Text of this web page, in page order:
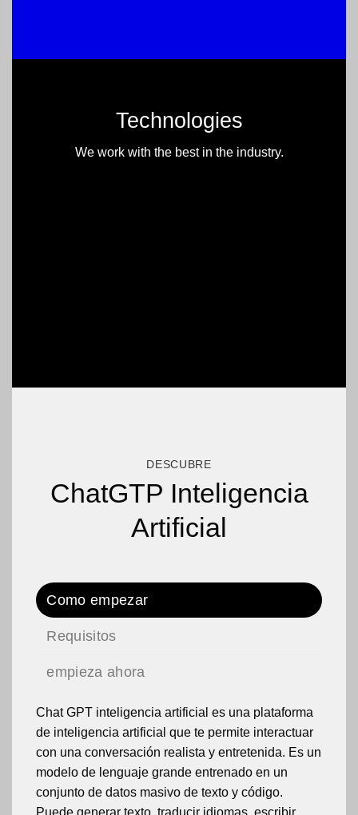
Technologies
We work with the best in the industry.
DESCUBRE
ChatGTP Inteligencia
Artificial
Como empezar
Requisitos
empieza ahora
Chat GPT inteligencia artificial es una plataforma
de inteligencia artificial que te permite interactuar
con una conversación realista y entretenida. Es un
modelo de lenguaje grande entrenado en un
conjunto de datos masivo de texto y código.
Puede generar texto, traducir idiomas, escribir